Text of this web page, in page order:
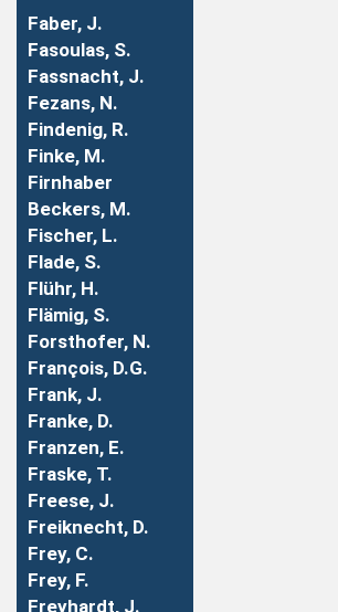
Faber, J.
Fasoulas, S.
Fassnacht, J.
Fezans, N.
Findenig, R.
Finke, M.
Firnhaber
Beckers, M.
Fischer, L.
Flade, S.
Flühr, H.
Flämig, S.
Forsthofer, N.
François, D.G.
Frank, J.
Franke, D.
Franzen, E.
Fraske, T.
Freese, J.
Freiknecht, D.
Frey, C.
Frey, F.
Freyhardt, J.